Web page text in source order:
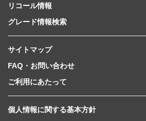
リコール情報
グレード情報検索
サイトマップ
FAQ・お問い合わせ
ご利用にあたって
個人情報に関する基本方針